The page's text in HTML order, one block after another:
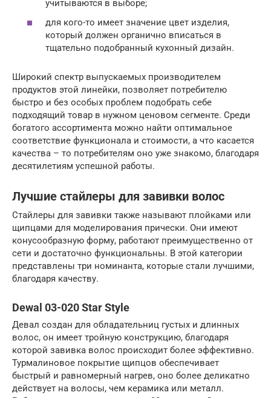
учитываются в выборе;
для кого-то имеет значение цвет изделия,
который должен органично вписаться в
тщательно подобранный кухонный дизайн.
Широкий спектр выпускаемых производителем
продуктов этой линейки, позволяет потребителю
быстро и без особых проблем подобрать себе
подходящий товар в нужном ценовом сегменте. Среди
богатого ассортимента можно найти оптимальное
соответствие функционала и стоимости, а что касается
качества – то потребителям оно уже знакомо, благодаря
десятилетиям успешной работы.
Лучшие стайлеры для завивки волос
Стайлеры для завивки также называют плойками или
щипцами для моделирования прически. Они имеют
конусообразную форму, работают преимущественно от
сети и достаточно функциональны. В этой категории
представлены три номинанта, которые стали лучшими,
благодаря качеству.
Dewal 03-020 Star Style
Девал создан для обладательниц густых и длинных
волос, он имеет тройную конструкцию, благодаря
которой завивка волос происходит более эффективно.
Турмалиновое покрытие щипцов обеспечивает
быстрый и равномерный нагрев, оно более деликатно
действует на волосы, чем керамика или металл.